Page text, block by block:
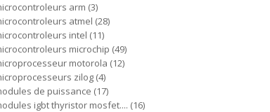
arm 3
atmel 28
intel 11
microchip 49
motorola 12
zilog 4
de puissance 17
igbt thyristor mosfet.... 16